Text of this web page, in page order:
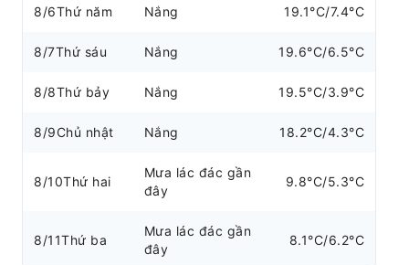
8/6Thứ năm Nắng 19.1°C/7.4°C
8/7Thứ sáu Nắng 19.6°C/6.5°C
8/8Thứ bảy Nắng 19.5°C/3.9°C
8/9Chủ nhật Nắng 18.2°C/4.3°C
8/10Thứ hai
Mưa lác đác gần
đây
9.8°C/5.3°C
8/11Thứ ba
Mưa lác đác gần
đây
8.1°C/6.2°C